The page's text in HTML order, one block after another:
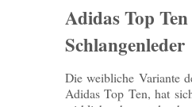
Adidas Top
Schlangenleder
Die weibliche Variante
Adidas Top Ten, hat